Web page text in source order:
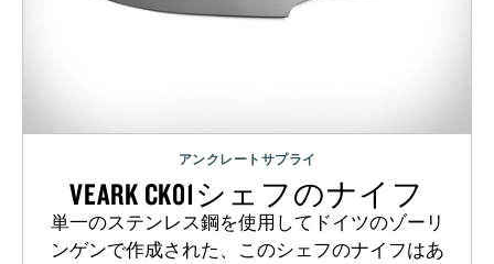
アンクレートサプライ
VEARK CK01シェフのナイフ
単一のステンレス鋼を使用してドイツのゾーリ
ンゲンで作成された、このシェフのナイフはあ